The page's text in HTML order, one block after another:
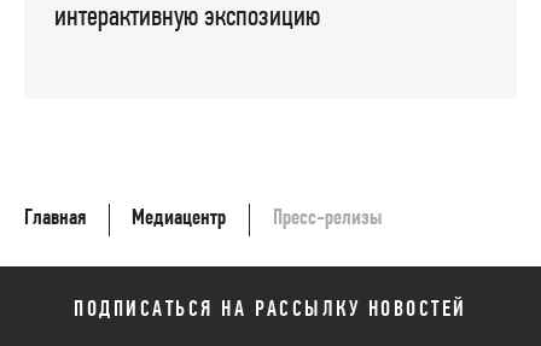
интерактивную экспозицию
Главная Медиацентр Пресс-релизы
ПОДПИСАТЬСЯ НА РАССЫЛКУ НОВОСТЕЙ